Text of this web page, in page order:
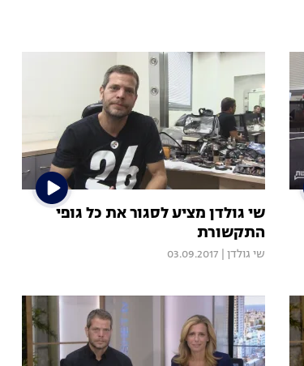
שי גולדן מציע לסגור את כל גופי
התקשורת
שי גולדן 03.09.2017